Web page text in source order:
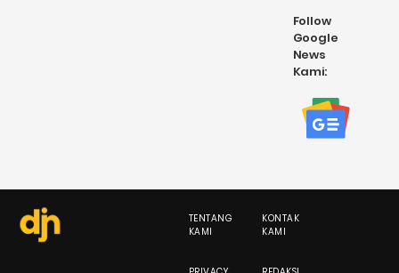
Follow
Google
News
Kami:
TENTANG
KAMI
KONTAK
KAMI